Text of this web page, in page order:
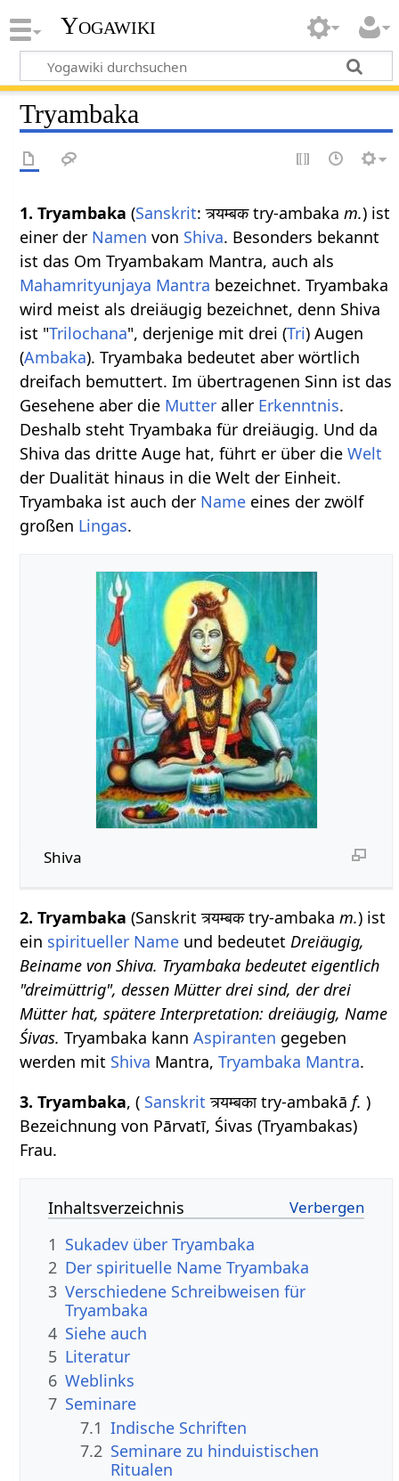
Yogawiki
Tryambaka
1. Tryambaka (Sanskrit: त्र्यम्बक try-ambakam.) ist
einer der Namen von Shiva. Besonders bekannt
ist das Om Tryambakam Mantra, auch als
Mahamrityunjaya Mantra bezeichnet. Tryambaka
wird meist als dreiäugig bezeichnet, denn Shiva
ist "Trilochana", derjenige mit drei (Tri) Augen
(Ambaka). Tryambaka bedeutet aber wörtlich
dreifach bemuttert. Im übertragenen Sinn ist das
Gesehene aber die Mutter aller Erkenntnis.
Deshalb steht Tryambaka für dreiäugig. Und da
Shiva das dritte Auge hat, führt er über dieWelt
der Dualität hinaus in die Welt der Einheit.
Tryambaka ist auch der Name eines der zwölf
großen Lingas.
Shiva
2. Tryambaka (Sanskrit त्र्यम्बक try-ambakam.) ist
ein spiritueller Name und bedeutetDreiäugig,
Beiname von Shiva. Tryambaka bedeutet eigentlich
"dreimüttrig", dessen Mütter drei sind, der drei
Mütter hat, spätere Interpretation: dreiäugig, Name
Śivas.Tryambaka kannAspiranten gegeben
werden mit Shiva Mantra,Tryambaka Mantra.
3. Tryambaka, ( Sanskrit त्र्यम्बका try-ambakāf. )
Bezeichnung von Pārvatī, Śivas (Tryambakas)
Frau.
Inhaltsverzeichnis
1 Sukadev über Tryambaka
2 Der spirituelle Name Tryambaka
3 Verschiedene Schreibweisen für
Tryambaka
4 Siehe auch
5 Literatur
6 Weblinks
7 Seminare
7.1 Indische Schriften
7.2 Seminare zu hinduistischen
Ritualen